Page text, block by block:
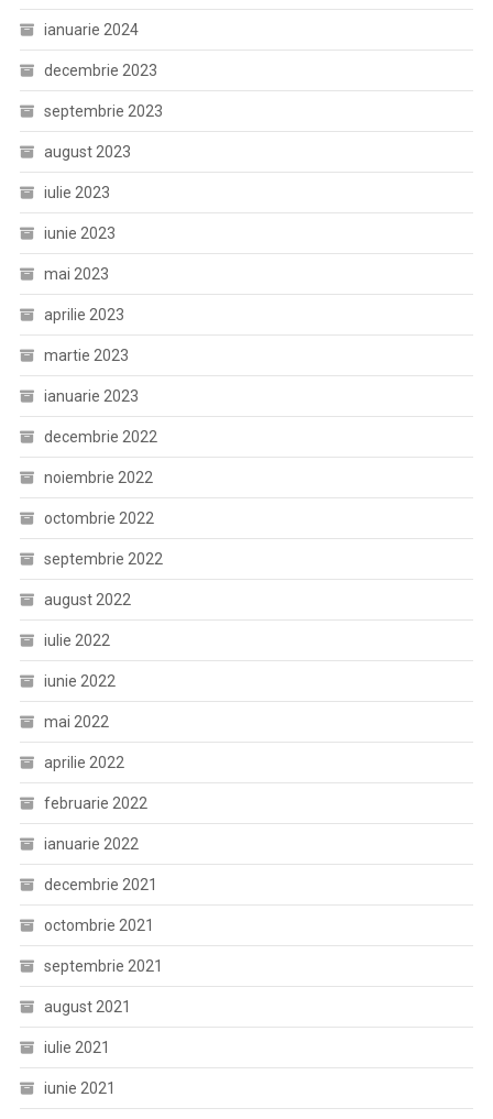
ianuarie 2024
decembrie 2023
septembrie 2023
august 2023
iulie 2023
iunie 2023
mai 2023
aprilie 2023
martie 2023
ianuarie 2023
decembrie 2022
noiembrie 2022
octombrie 2022
septembrie 2022
august 2022
iulie 2022
iunie 2022
mai 2022
aprilie 2022
februarie 2022
ianuarie 2022
decembrie 2021
octombrie 2021
septembrie 2021
august 2021
iulie 2021
iunie 2021